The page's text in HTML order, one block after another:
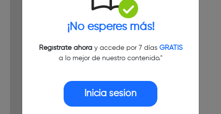
¡No esperes más!
Regístrate ahoray accede por 7 días GRATIS
a lo mejor de nuestro contenido."
Inicia sesión